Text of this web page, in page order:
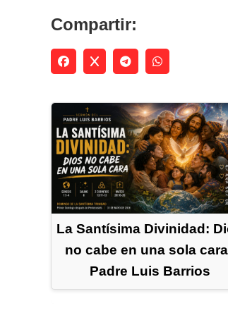
Compartir:
La Santísima Divinidad:
no cabe en una sola
Padre Luis Barrios